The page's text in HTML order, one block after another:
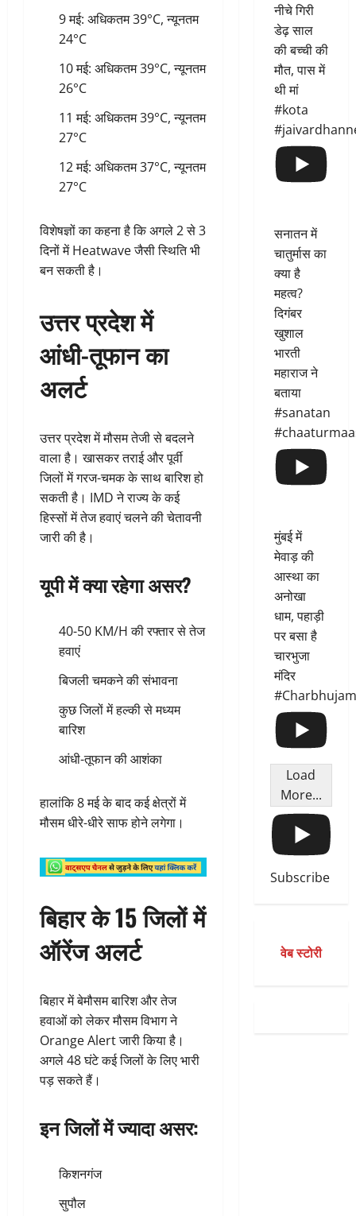
9 मई: अधिकतम 39°C, न्यूनतम
24°C
10 मई: अधिकतम 39°C, न्यूनतम
26°C
11 मई: अधिकतम 39°C, न्यूनतम
27°C
12 मई: अधिकतम 37°C, न्यूनतम
27°C
विशेषज्ञों का कहना है कि अगले 2 से 3
दिनों में Heatwave जैसी स्थिति भी
बन सकती है।
उत्तर प्रदेश में
आंधी-तूफान का
अलर्ट
उत्तर प्रदेश में मौसम तेजी से बदलने
वाला है। खासकर तराई और पूर्वी
जिलों में गरज-चमक के साथ बारिश हो
सकती है। IMD ने राज्य के कई
हिस्सों में तेज हवाएं चलने की चेतावनी
जारी की है।
यूपी में क्या रहेगा असर?
40-50 KM/H की रफ्तार से तेज
हवाएं
बिजली चमकने की संभावना
कुछ जिलों में हल्की से मध्यम
बारिश
आंधी-तूफान की आशंका
हालांकि 8 मई के बाद कई क्षेत्रों में
मौसम धीरे-धीरे साफ होने लगेगा।
बिहार के 15 जिलों में
ऑरेंज अलर्ट
बिहार में बेमौसम बारिश और तेज
हवाओं को लेकर मौसम विभाग ने
Orange Alert जारी किया है।
अगले 48 घंटे कई जिलों के लिए भारी
पड़ सकते हैं।
इन जिलों में ज्यादा असर:
किशनगंज
सुपौल
नीचे गिरी
डेढ़ साल
की बच्ची की
मौत, पास में
थी मां
#kota
सनातन में
चातुर्मास का
क्या है
महत्व?
दिगंबर
खुशाल
भारती
महाराज ने
बताया
#sanatan
मुंबई में
मेवाड़ की
आस्था का
अनोखा
धाम, पहाड़ी
पर बसा है
चारभुजा
मंदिर
Load
More...
Subscribe
वेब स्टोरी